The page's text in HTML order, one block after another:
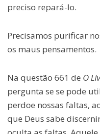
preciso repará-lo.
Precisamos purificar
os maus pensamentos.
Na questão 661 de O
pergunta se se pode
perdoe nossas faltas,
que Deus sabe